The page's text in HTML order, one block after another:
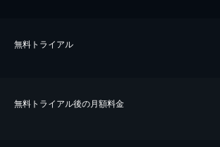
無料トライアル
無料トライアル後の⽉額料金